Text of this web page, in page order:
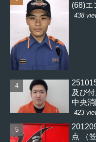
(68)エ
438
及び
中央
423
点 （